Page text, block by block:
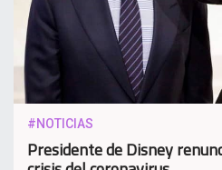
#NOTICIAS
Presidente de Disney